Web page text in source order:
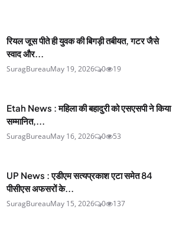
रियल जूस पीते ही युवक की बिगड़ी तबीयत, गटर जैसे
स्वाद और...
SuragBureauMay 19, 2026 0 19
Etah News : महिला की बहादुरी को एसएसपी ने किया
सम्मानित,...
SuragBureauMay 16, 2026 0 53
UP News : एडीएम सत्यप्रकाश एटा समेत 84
पीसीएस अफसरों के...
SuragBureauMay 15, 2026 0 137